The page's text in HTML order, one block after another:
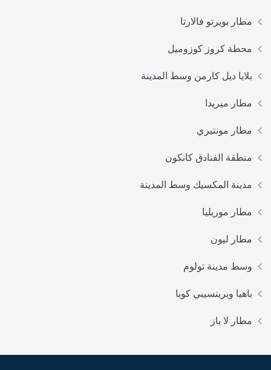
مطار بويرتو فاﻻرتا
محطة كروز كوزوميل
بلايا ديل كارمن وسط المدينة
مطار ميريدا
مطار مونتيري
منطقة الفنادق كانكون
مدينة المكسيك وسط المدينة
مطار موريليا
مطار ليون
وسط مدينة تولوم
باهيا وبرينسيبي كوبا
مطار لا باز